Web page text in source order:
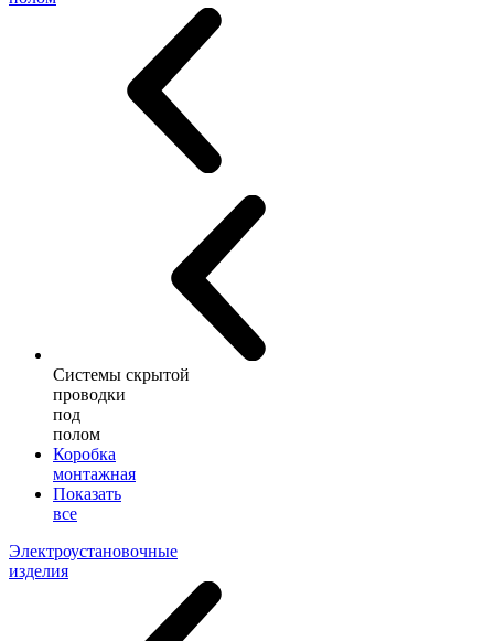
Системы скрытой
проводки
под
полом
Коробка
монтажная
Показать
все
Электроустановочные
изделия